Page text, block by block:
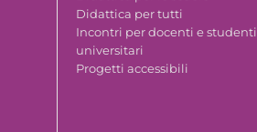
Didattica per tutti
Incontri per docenti e studenti
universitari
Progetti accessibili